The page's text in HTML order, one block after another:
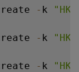
- k
- k
- k